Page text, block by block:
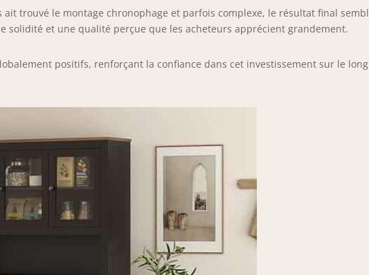
ait trouvé le montage chronophage et parfois complexe, le résultat final
solidité et une qualité perçue que les acheteurs apprécient grandement.
positifs, renforçant la confiance dans cet investissement sur le long